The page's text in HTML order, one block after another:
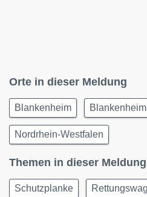
Orte in dieser Meldung
Blankenheim
Nordrhein-Westfalen
Themen in dieser Meldung
Schutzplanke